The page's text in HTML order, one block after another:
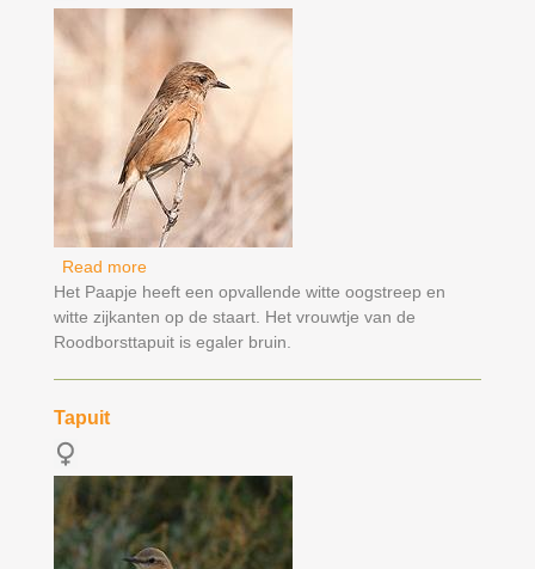
Read moreabout Roodborsttapuit
Het Paapje heeft een opvallende witte oogstreep en
witte zijkanten op de staart. Het vrouwtje van de
Roodborsttapuit is egaler bruin.
Tapuit